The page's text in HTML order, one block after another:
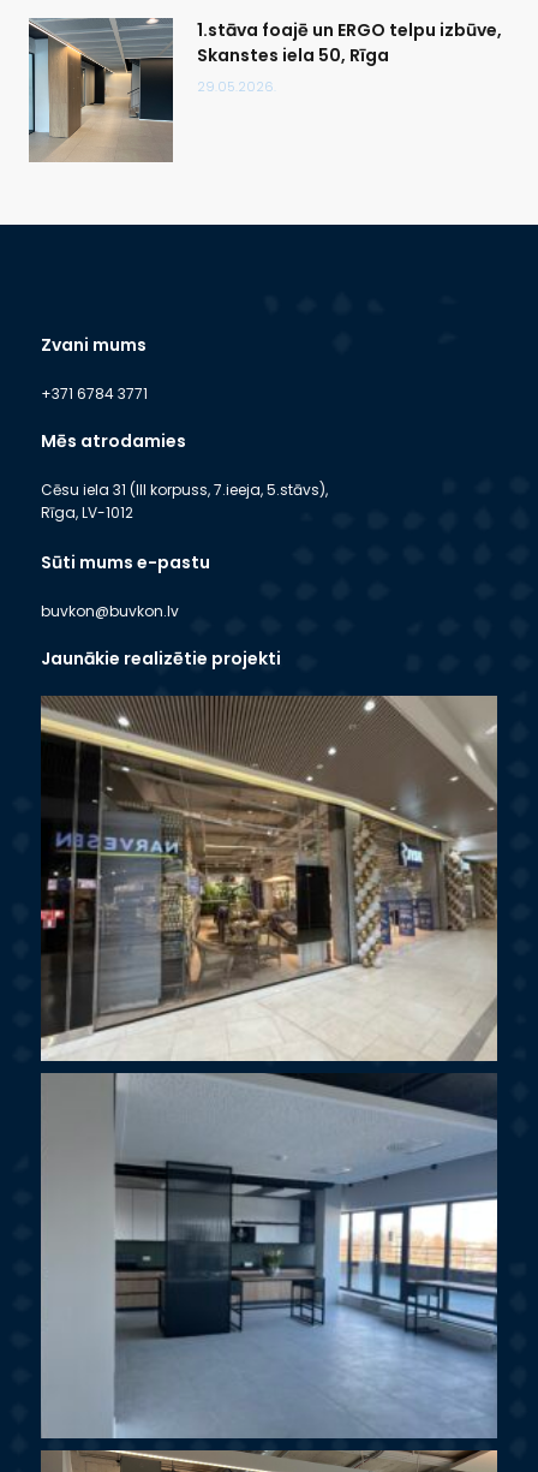
1.stāva foajē un ERGO telpu izbūve,
Skanstes iela 50, Rīga
29.05.2026.
Zvani mums
+371 6784 3771
Mēs atrodamies
Cēsu iela 31 (III korpuss, 7.ieeja, 5.stāvs),
Rīga, LV-1012
Sūti mums e-pastu
buvkon@buvkon.lv
Jaunākie realizētie projekti